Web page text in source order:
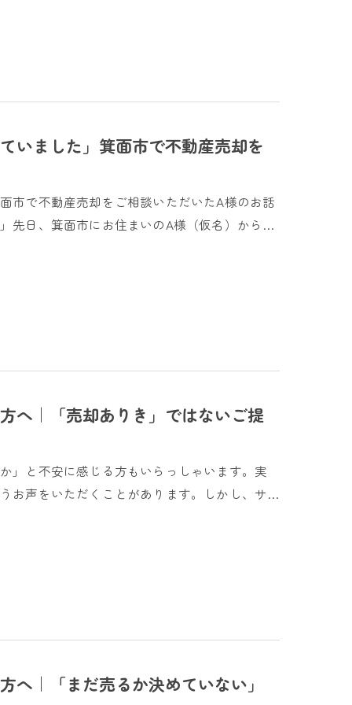
いました」箕面市で不動産売却を
市で不動産売却をご相談いただいたA様のお話
先日、箕面市にお住まいのA様（仮名）から…
へ｜「売却ありき」ではないご提
」と不安に感じる方もいらっしゃいます。実
お声をいただくことがあります。しかし、サ…
へ｜「まだ売るか決めていない」